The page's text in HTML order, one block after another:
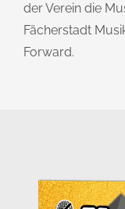
der Verein die
Fächerstadt
Forward.